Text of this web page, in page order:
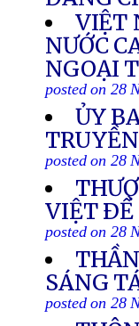
VIỆT
NƯỚC
NGOẠI
posted on 28
ỦY
posted on 28
VIỆT ÐỀ
posted on 28
SÁNG
posted on 28